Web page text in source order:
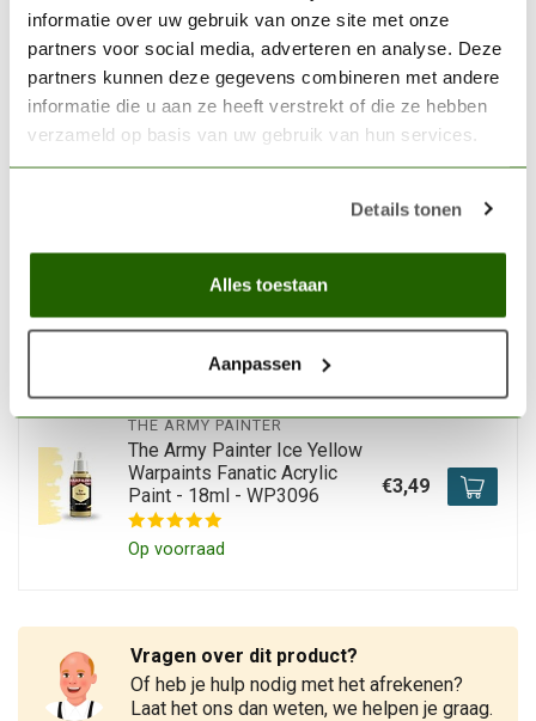
informatie over uw gebruik van onze site met onze
partners voor social media, adverteren en analyse. Deze
partners kunnen deze gegevens combineren met andere
informatie die u aan ze heeft verstrekt of die ze hebben
verzameld op basis van uw gebruik van hun services.
Details tonen
Alles toestaan
Aanpassen
The Army Painter Warped
Yellow Warpaints Fanatic
Acrylic Paint - 18ml -
WP3094
Op voorraad
€3,35
Vermilion Warpaints Fanatic
Acrylic Paint - 18ml -
Niet op voorraad
THE ARMY PAINTER
The Army Painter Ice Yellow
Warpaints Fanatic Acrylic
Paint - 18ml - WP3096
Op voorraad
€3,49
Vragen over dit product?
Of heb je hulp nodig met het afrekenen?
Laat het ons dan weten, we helpen je graag.